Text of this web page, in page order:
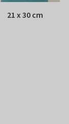
21 x 30 cm